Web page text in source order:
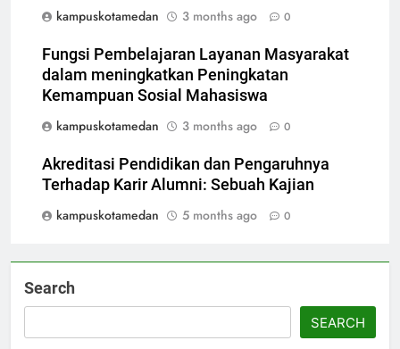
kampuskotamedan
3 months ago 0
Fungsi Pembelajaran Layanan Masyarakat
dalam meningkatkan Peningkatan
Kemampuan Sosial Mahasiswa
kampuskotamedan
3 months ago 0
Akreditasi Pendidikan dan Pengaruhnya
Terhadap Karir Alumni: Sebuah Kajian
kampuskotamedan
5 months ago 0
Search
SEARCH